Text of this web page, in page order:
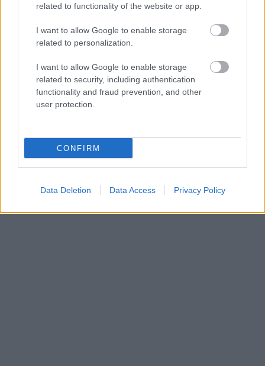
related to functionality of the website or app.
I want to allow Google to enable storage
related to personalization.
I want to allow Google to enable storage
related to security, including authentication
functionality and fraud prevention, and other
user protection.
CONFIRM
Data Deletion Data Access Privacy Policy
Σητείας σε έκταση συνολικού εμβαδού 713.5
τετραγωνικά χιλιόμετρα. Πρόκειται για έναν
μοναδικό γεωτουριστικό προορισμό. Εδώ ο
επισκέπτης απολαμβάνει τη μαγεία της φύσης στο
έπακρο. Το Γεωπάρκο φιλοξενεί περισσότερους
από 100 γεωτόπους, όπως σπήλαια, φαράγγια,